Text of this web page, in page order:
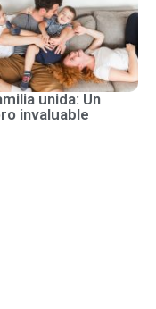
unida: Un
invaluable